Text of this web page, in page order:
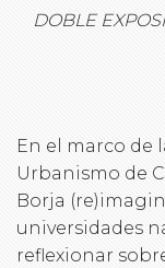
DOBLE
En el marco de
Urbanismo de
Borja
universidades
reflexionar